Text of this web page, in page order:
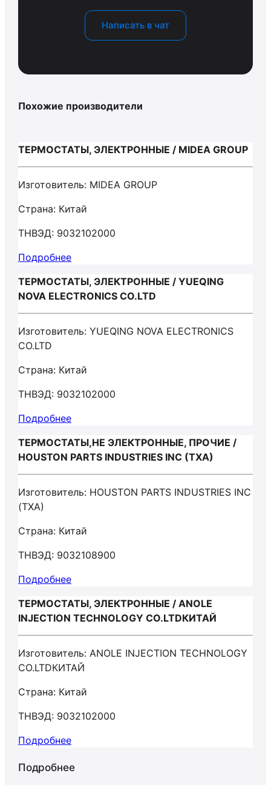
Написать в чат
Похожие производители
ТЕРМОСТАТЫ, ЭЛЕКТРОННЫЕ / MIDEA GROUP
Изготовитель: MIDEA GROUP
Страна: Китай
ТНВЭД: 9032102000
Подробнее
ТЕРМОСТАТЫ, ЭЛЕКТРОННЫЕ / YUEQING
NOVA ELECTRONICS CO.LTD
Изготовитель: YUEQING NOVA ELECTRONICS
CO.LTD
Страна: Китай
ТНВЭД: 9032102000
Подробнее
ТЕРМОСТАТЫ,НЕ ЭЛЕКТРОННЫЕ, ПРОЧИЕ /
HOUSTON PARTS INDUSTRIES INC (TXA)
Изготовитель: HOUSTON PARTS INDUSTRIES INC
(TXA)
Страна: Китай
ТНВЭД: 9032108900
Подробнее
ТЕРМОСТАТЫ, ЭЛЕКТРОННЫЕ / ANOLE
INJECTION TECHNOLOGY CO.LTDКИТАЙ
Изготовитель: ANOLE INJECTION TECHNOLOGY
CO.LTDКИТАЙ
Страна: Китай
ТНВЭД: 9032102000
Подробнее
Подробнее